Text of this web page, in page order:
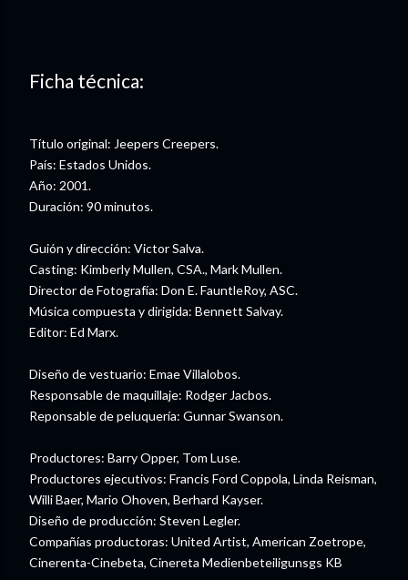
Ficha técnica:
Título original: Jeepers Creepers.
País: Estados Unidos.
Año: 2001.
Duración: 90 minutos.
Guión y dirección: Victor Salva.
Casting: Kimberly Mullen, CSA., Mark Mullen.
Director de Fotografía: Don E. FauntleRoy, ASC.
Música compuesta y dirigida: Bennett Salvay.
Editor: Ed Marx.
Diseño de vestuario: Emae Villalobos.
Responsable de maquillaje: Rodger Jacbos.
Reponsable de peluquería: Gunnar Swanson.
Productores: Barry Opper, Tom Luse.
Productores ejecutivos: Francis Ford Coppola, Linda Reisman,
Willi Baer, Mario Ohoven, Berhard Kayser.
Diseño de producción: Steven Legler.
Compañías productoras: United Artist, American Zoetrope,
Cinerenta-Cinebeta, Cinereta Medienbeteiligunsgs KB